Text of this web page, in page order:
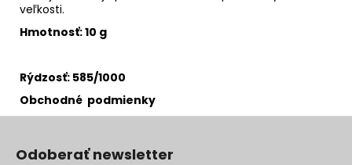
veľkosti.
Hmotnosť: 10 g
Rýdzosť: 585/1000
Obchodné podmienky
Odoberať newsletter